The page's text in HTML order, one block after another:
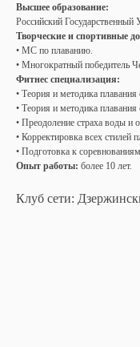
Высшее образование:
Российский
Творческие и спортивные
• МС по плаванию.
• Многократный победитель
Фитнес специализация:
• Теория и методика плавания
• Теория и методика
• Преодоление страха воды и
• Корректировка всех стилей
• Подготовка к соревнованиям
Опыт работы: более 10 лет.
Клуб сети: